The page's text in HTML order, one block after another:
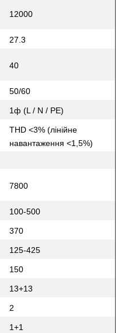
12000
27.3
40
50/60
1ф (L / N / PE)
THD <3% (лінійне
навантаження <1,5%)
7800
100-500
370
125-425
150
13+13
2
1+1